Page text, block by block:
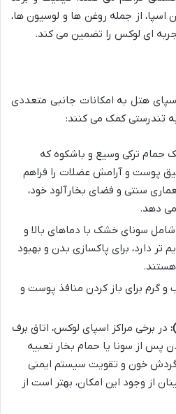
اسپا، از جمله روغن ها و لوسیون ها،
ای لوکس را تضمین می کند.
هتل به امکانات جانبی متعددی
تندرستی کمک می کنند:
حمام ترکی وسیع و باشکوه که
پوست و آرامش عضلات را فراهم
سنتی و فضای بخارآلود خود،
می دهد.
شامل سونای خشک با دماهای بالا و
تر دارد، برای پاکسازی بدن و بهبود
گرم برای باز کردن منافذ پوست و
در برخی مراکز اسپای لوکس، اتاق برف
پس از سونا یا حمام بخار تعبیه
خون و تقویت سیستم ایمنی
از وجود این امکان، بهتر است از